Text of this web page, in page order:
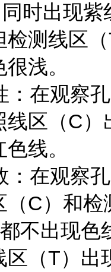
同时出现紫
检测线区
浅。
：在观察
线区（C）
线。
：在观察
（C）和检
都不出现色
（T）出